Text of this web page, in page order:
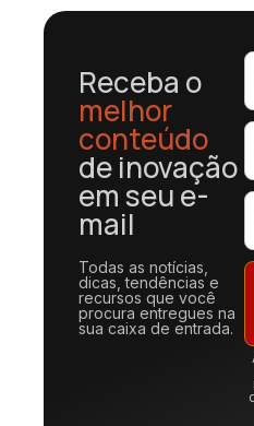
Receba o
melhor
conteúdo
de inovação
em seu e-
mail
Todas as notícias,
dicas, tendências e
recursos que você
procura entregues na
sua caixa de entrada.